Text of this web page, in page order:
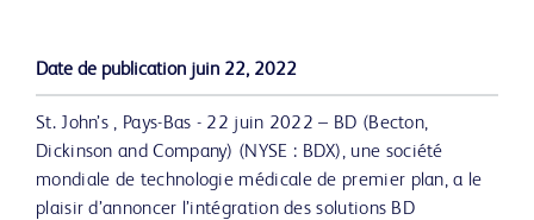
Date de publication juin 22, 2022
St. John’s , Pays-Bas - 22 juin 2022 – BD (Becton,
Dickinson and Company) (NYSE : BDX), une société
mondiale de technologie médicale de premier plan, a le
plaisir d’annoncer l’intégration des solutions BD